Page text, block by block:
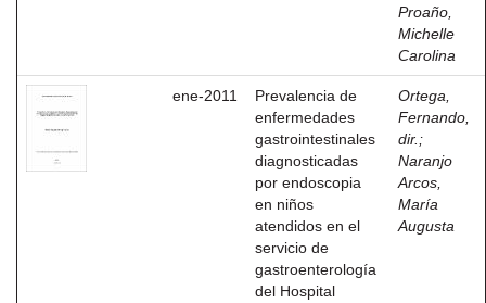
Proaño,
Michelle
Carolina
ene-2011
Prevalencia de
enfermedades
gastrointestinales
diagnosticadas
por endoscopia
en niños
atendidos en el
servicio de
gastroenterología
del Hospital
Ortega,
Fernando,
dir. ;
Naranjo
Arcos,
María
Augusta